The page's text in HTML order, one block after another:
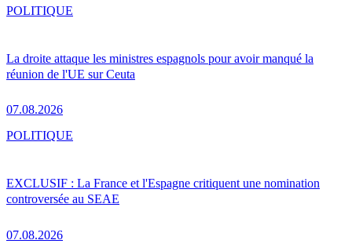
La droite attaque les ministres espagnols pour avoir manqué la
réunion de l'UE sur Ceuta
07.08.2026
POLITIQUE
EXCLUSIF : La France et l'Espagne critiquent une nomination
controversée au SEAE
07.08.2026
POLITIQUE